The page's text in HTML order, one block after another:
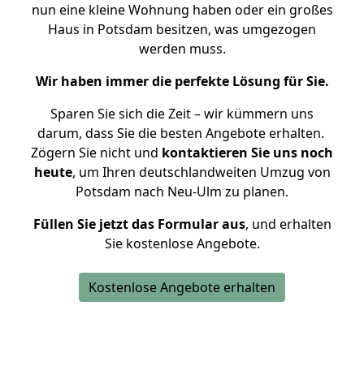
nun eine kleine Wohnung haben oder ein großes
Haus in Potsdam besitzen, was umgezogen
werden muss.
Wir haben immer die perfekte Lösung für Sie.
Sparen Sie sich die Zeit – wir kümmern uns
darum, dass Sie die besten Angebote erhalten.
Zögern Sie nicht und kontaktieren Sie uns noch
heute, um Ihren deutschlandweiten Umzug von
Potsdam nach Neu-Ulm zu planen.
Füllen Sie jetzt das Formular aus, und erhalten
Sie kostenlose Angebote.
Kostenlose Angebote erhalten